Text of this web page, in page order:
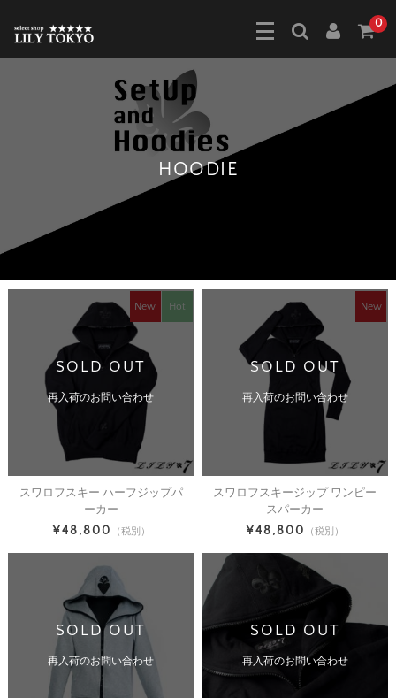
0
HOODIE
SOLD OUT
再入荷のお問い合わせ
New Hot
スワロフスキー ハーフジップパ
ーカー
¥48,800 （税別）
SOLD OUT
再入荷のお問い合わせ
New
スワロフスキージップ ワンピー
スパーカー
¥48,800 （税別）
SOLD OUT
再入荷のお問い合わせ
SOLD OUT
再入荷のお問い合わせ